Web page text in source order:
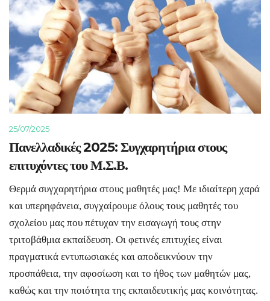
25/07/2025
Πανελλαδικές 2025: Συγχαρητήρια στους
επιτυχόντες του Μ.Σ.Β.
Θερμά συγχαρητήρια στους μαθητές μας! Με ιδιαίτερη χαρά
και υπερηφάνεια, συγχαίρουμε όλους τους μαθητές του
σχολείου μας που πέτυχαν την εισαγωγή τους στην
τριτοβάθμια εκπαίδευση. Οι φετινές επιτυχίες είναι
πραγματικά εντυπωσιακές και αποδεικνύουν την
προσπάθεια, την αφοσίωση και το ήθος των μαθητών μας,
καθώς και την ποιότητα της εκπαιδευτικής μας κοινότητας.